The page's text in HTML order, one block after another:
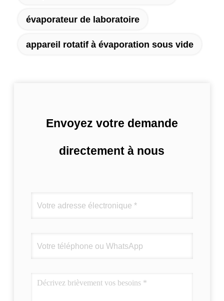
évaporateur de laboratoire
appareil rotatif à évaporation sous vide
Envoyez votre demande
directement à nous